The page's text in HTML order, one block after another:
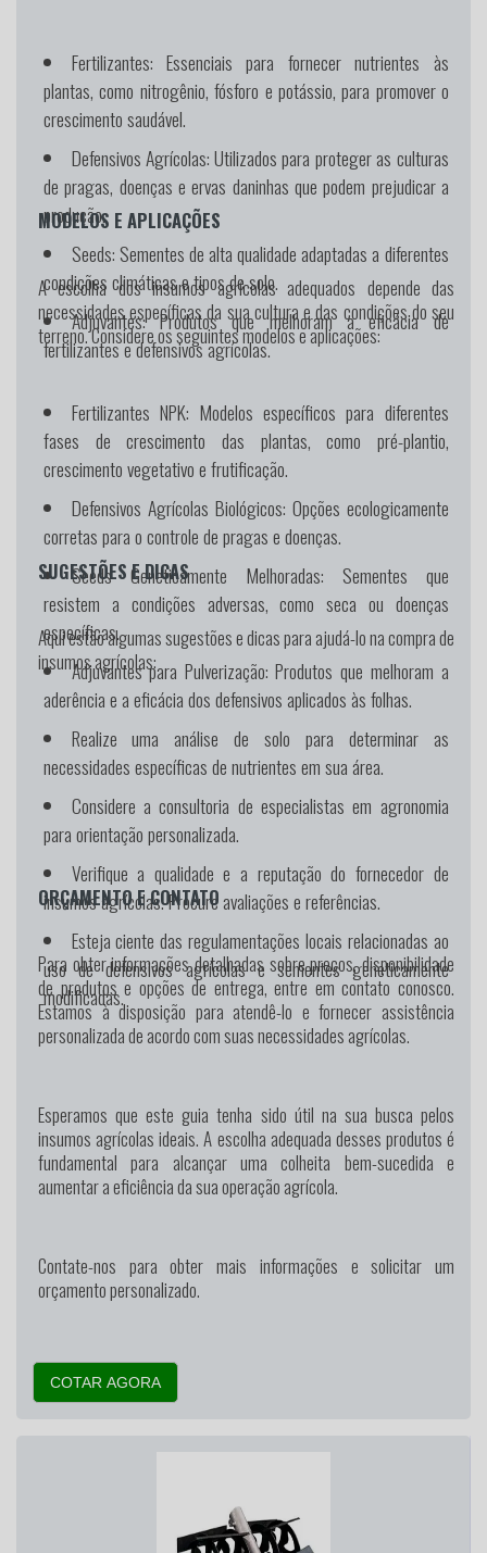
Fertilizantes: Essenciais para fornecer nutrientes às
plantas, como nitrogênio, fósforo e potássio, para promover o
crescimento saudável.
Defensivos Agrícolas:Utilizados para proteger as culturas
de pragas, doenças e ervas daninhas que podem prejudicar a
produção.
Seeds:Sementes de alta qualidade adaptadas a diferentes
condições climáticas e tipos de solo.
Adjuvantes:Produtos que melhoram a eficácia de
fertilizantes e defensivos agrícolas.
MODELOS E APLICAÇÕES
A escolha dos insumos agrícolas adequados depende das
necessidades específicas da sua cultura e das condições do seu
terreno. Considere os seguintes modelos e aplicações:
Fertilizantes NPK: Modelos específicos para diferentes
fases de crescimento das plantas, como pré-plantio,
crescimento vegetativo e frutificação.
Defensivos Agrícolas Biológicos: Opções ecologicamente
corretas para o controle de pragas e doenças.
Seeds Geneticamente Melhoradas: Sementes que
resistem a condições adversas, como seca ou doenças
específicas.
Adjuvantes para Pulverização: Produtos que melhoram a
aderência e a eficácia dos defensivos aplicados às folhas.
SUGESTÕES E DICAS
Aqui estão algumas sugestões e dicas para ajudá-lo na compra de
insumos agrícolas:
Realize uma análise de solo para determinar as
necessidades específicas de nutrientes em sua área.
Considere a consultoria de especialistas em agronomia
para orientação personalizada.
Verifique a qualidade e a reputação do fornecedor de
insumos agrícolas. Procure avaliações e referências.
Esteja ciente das regulamentações locais relacionadas ao
uso de defensivos agrícolas e sementes geneticamente
modificadas.
ORÇAMENTO E CONTATO
Para obter informações detalhadas sobre preços, disponibilidade
de produtos e opções de entrega, entre em contato conosco.
Estamos à disposição para atendê-lo e fornecer assistência
personalizada de acordo com suas necessidades agrícolas.
Esperamos que este guia tenha sido útil na sua busca pelos
insumos agrícolas ideais. A escolha adequada desses produtos é
fundamental para alcançar uma colheita bem-sucedida e
aumentar a eficiência da sua operação agrícola.
Contate-nos para obter mais informações e solicitar um
orçamento personalizado.
COTAR AGORA